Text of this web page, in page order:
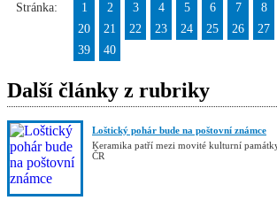
Stránka: 1 2 3 4 5 6 7 8
20
21 22 23 24 25 26 27
39
40
Další články z rubriky
Loštický pohár bude na poštovní známce
Keramika patří mezi movité kulturní
ČR